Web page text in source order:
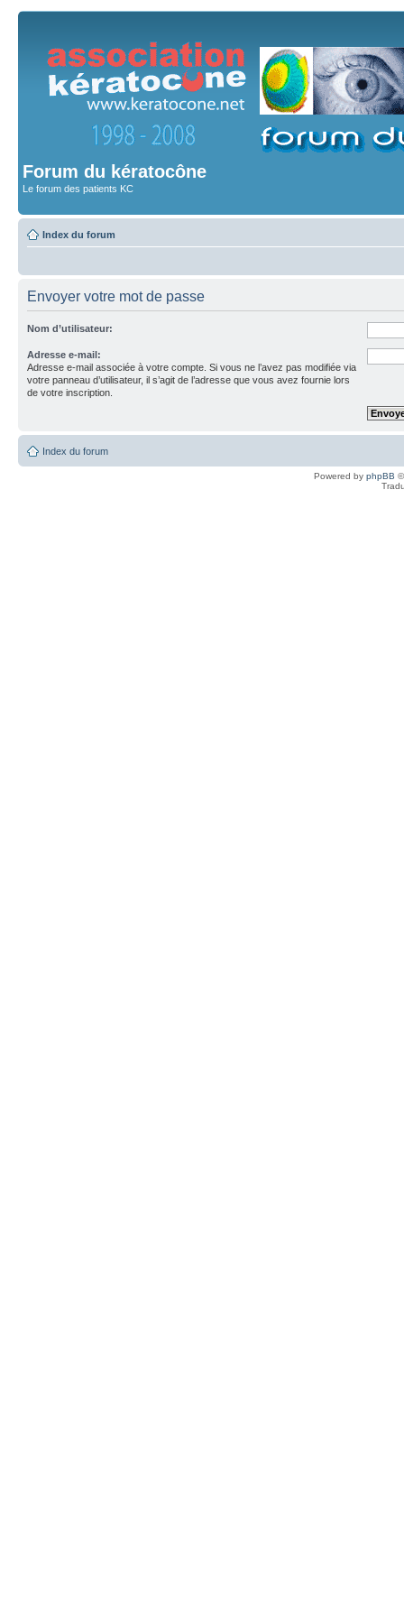
Forum du kératocône
Le forum des patients KC
Index du forum
Envoyer votre mot de passe
Nom d’utilisateur:
Adresse e-mail:
Adresse e-mail associée à votre compte. Si vous ne l’avez pas modifiée via
votre panneau d’utilisateur, il s’agit de l’adresse que vous avez fournie lors
de votre inscription.
Index du forum
Powered by phpBB